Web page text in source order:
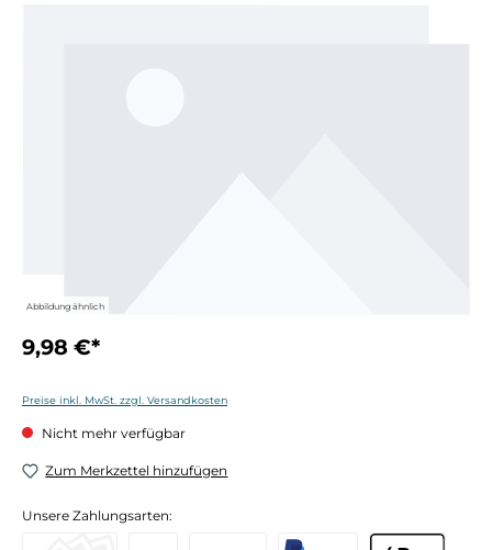
Abbildung ähnlich
9,98 €*
Preise inkl. MwSt. zzgl. Versandkosten
Nicht mehr verfügbar
Zum Merkzettel hinzufügen
Unsere Zahlungsarten: